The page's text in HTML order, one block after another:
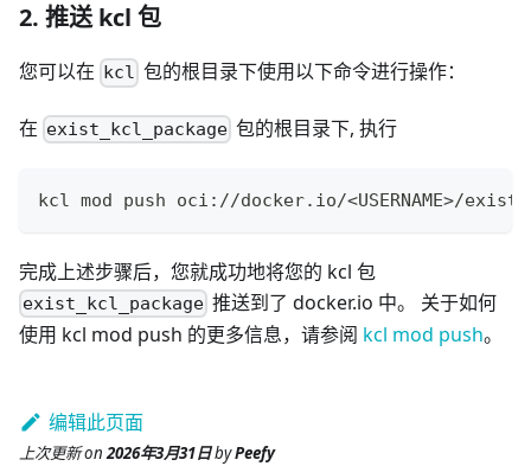
2. 推送 kcl 包
您可以在 kcl 包的根目录下使用以下命令进行操作：
在 exist_kcl_package 包的根目录下, 执行
kcl mod push oci://docker.io/<USERNAME>/
完成上述步骤后，您就成功地将您的 kcl 包
exist_kcl_package 推送到了 docker.io 中。 关于如何
使用 kcl mod push 的更多信息，请参阅 kcl mod push。
编辑此页面
上次更新on2026年3月31日byPeefy